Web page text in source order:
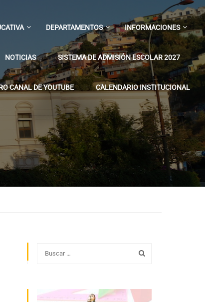
DEPARTAMENTOS INFORMACIONES
NOTICIAS SISTEMA DE ADMISIÓN ESCOLAR 2027
CANAL DE YOUTUBE CALENDARIO INSTITUCIONAL